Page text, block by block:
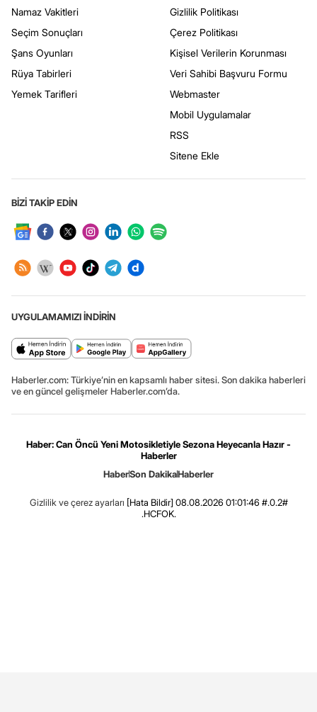
Namaz Vakitleri
Seçim Sonuçları
Şans Oyunları
Rüya Tabirleri
Yemek Tarifleri
Gizlilik Politikası
Çerez Politikası
Kişisel Verilerin Korunması
Veri Sahibi Başvuru Formu
Webmaster
Mobil Uygulamalar
RSS
Sitene Ekle
BİZİ TAKİP EDİN
UYGULAMAMIZI İNDİRİN
Haberler.com: Türkiye’nin en kapsamlı haber sitesi. Son dakika haberleri
ve en güncel gelişmeler Haberler.com’da.
Haber: Can Öncü Yeni Motosikletiyle Sezona Heyecanla Hazır -
Haberler
HaberSon DakikaHaberler
Gizlilik ve çerez ayarları [Hata Bildir] 08.08.2026 01:01:46 #.0.2#
.HCFOK.